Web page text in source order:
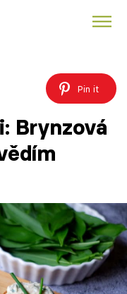
Pin it
Brynzová